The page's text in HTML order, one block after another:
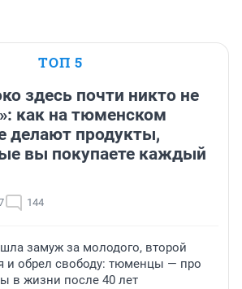
ТОП 5
здесь почти никто не
как на тюменском
делают продукты,
вы покупаете каждый
144
замуж за молодого, второй
и обрел свободу: тюменцы — про
в жизни после 40 лет